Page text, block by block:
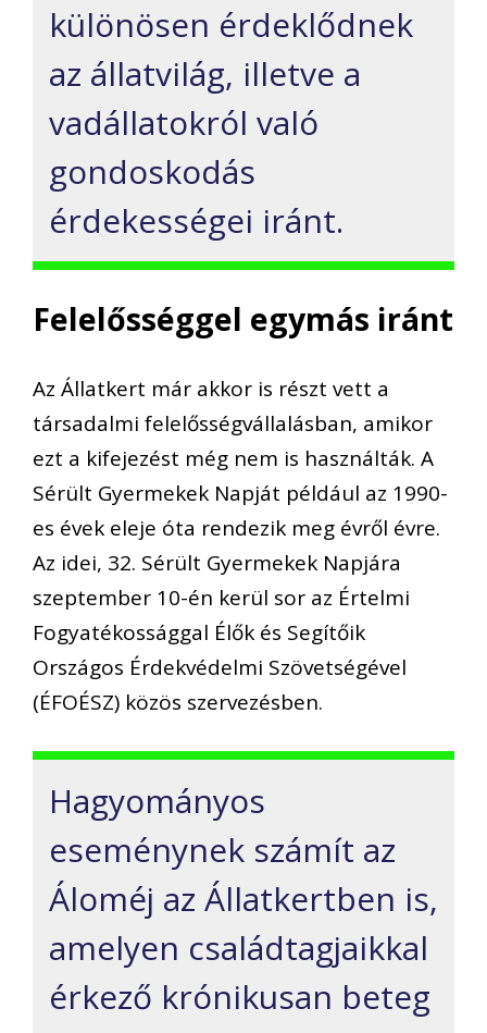
különösen érdeklődnek
az állatvilág, illetve a
vadállatokról való
gondoskodás
érdekességei iránt.
Felelősséggel egymás iránt
Az Állatkert már akkor is részt vett a
társadalmi felelősségvállalásban, amikor
ezt a kifejezést még nem is használták. A
Sérült Gyermekek Napját például az 1990-
es évek eleje óta rendezik meg évről évre.
Az idei, 32. Sérült Gyermekek Napjára
szeptember 10-én kerül sor az Értelmi
Fogyatékossággal Élők és Segítőik
Országos Érdekvédelmi Szövetségével
(ÉFOÉSZ) közös szervezésben.
Hagyományos
eseménynek számít az
Áloméj az Állatkertben is,
amelyen családtagjaikkal
érkező krónikusan beteg